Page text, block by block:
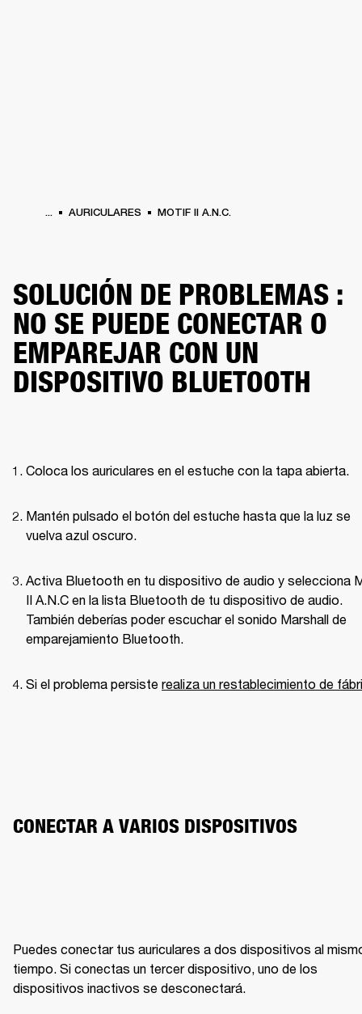
... AURICULARES MOTIF II A.N.C.
SOLUCIÓN DE PROBLEMAS :
NO SE PUEDE CONECTAR O
EMPAREJAR CON UN
DISPOSITIVO BLUETOOTH
Coloca los auriculares en el estuche con la tapa abierta.
Mantén pulsado el botón del estuche hasta que la luz se
vuelva azul oscuro.
Activa Bluetooth en tu dispositivo de audio y selecciona
II A.N.C en la lista Bluetooth de tu dispositivo de audio.
También deberías poder escuchar el sonido Marshall de
emparejamiento Bluetooth.
Si el problema persiste realiza un restablecimiento de
CONECTAR A VARIOS DISPOSITIVOS
Puedes conectar tus auriculares a dos dispositivos al
tiempo. Si conectas un tercer dispositivo, uno de los
dispositivos inactivos se desconectará.